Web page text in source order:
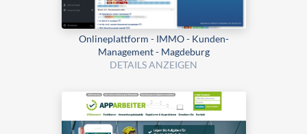
Onlineplattform - IMMO - Kunden-
Management - Magdeburg
DETAILS ANZEIGEN